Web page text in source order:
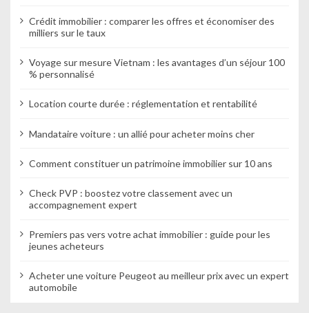
Crédit immobilier : comparer les offres et économiser des
milliers sur le taux
Voyage sur mesure Vietnam : les avantages d’un séjour 100
% personnalisé
Location courte durée : réglementation et rentabilité
Mandataire voiture : un allié pour acheter moins cher
Comment constituer un patrimoine immobilier sur 10 ans
Check PVP : boostez votre classement avec un
accompagnement expert
Premiers pas vers votre achat immobilier : guide pour les
jeunes acheteurs
Acheter une voiture Peugeot au meilleur prix avec un expert
automobile